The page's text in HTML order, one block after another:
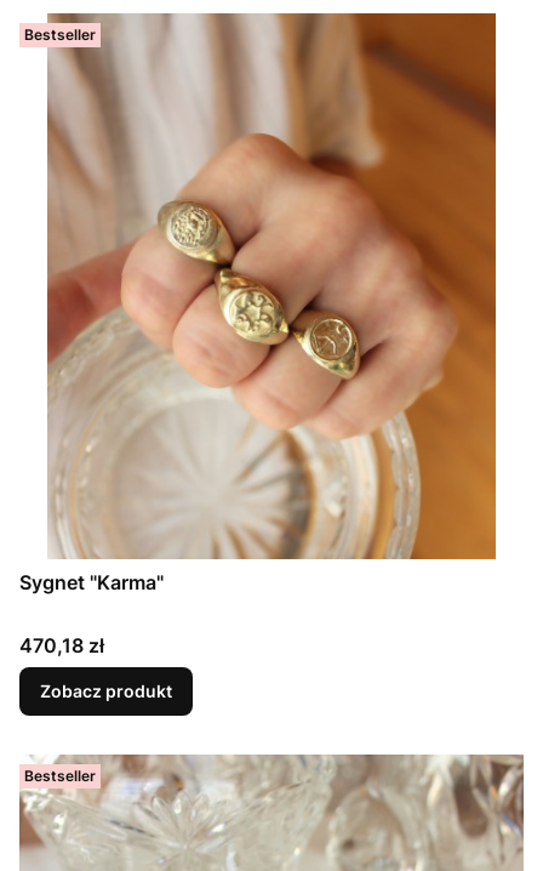
Bestseller
Sygnet "Karma"
Cena
470,18 zł
Zobacz produkt
Bestseller